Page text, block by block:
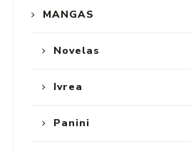
MANGAS
Novelas
Ivrea
Panini